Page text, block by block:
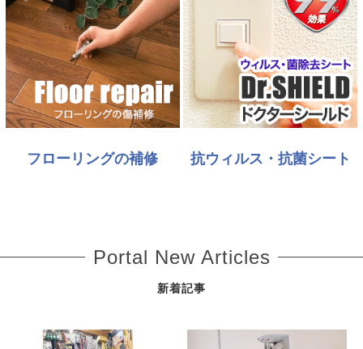
フローリングの補修 抗ウィルス・抗菌シート
Portal New Articles
新着記事